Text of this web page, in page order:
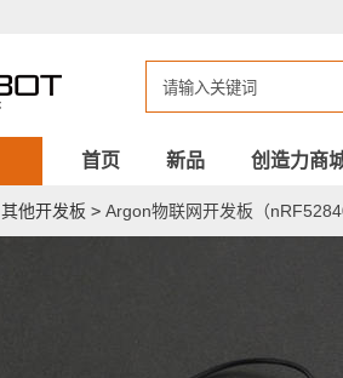
首页 新品 创造力商
其他开发板 > Argon物联网开发板（